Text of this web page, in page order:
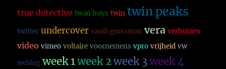
true detective twan huys twin twin peaks
twitter undercover vasili grossman vera verhuizen
video vimeo voltaire voornemens vpro vrijheid vw
weblog week 1week 2week 3week 4